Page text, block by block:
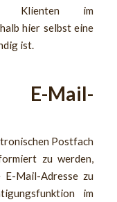
Klienten im
hier selbst eine
ist.
E-Mail-
Postfach
zu werden,
Mail-Adresse zu
im